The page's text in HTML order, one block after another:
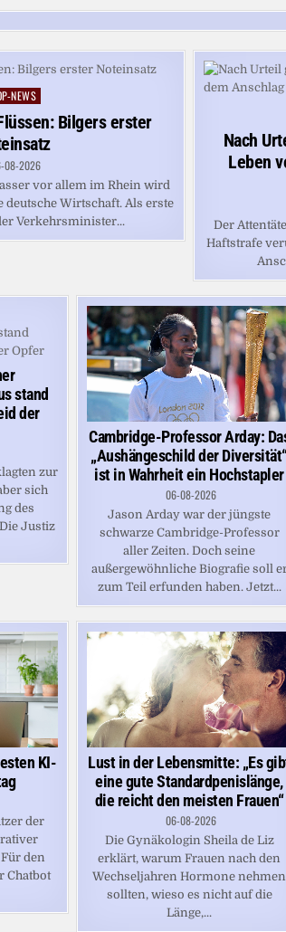
NEWS
Bilgers erster
08-2026
vor allem im Rhein wird
Wirtschaft. Als erste
Verkehrsminister...
Nach
Leben
Der
Haftstrafe
stand
der
zur
sich
des
Justiz
Cambridge-Professor Arday:
„Aushängeschild der
ist in Wahrheit ein Hochstapler
06-08-2026
Jason Arday war der jüngste
schwarze Cambridge-Professor
aller Zeiten. Doch seine
außergewöhnliche Biografie soll
zum Teil erfunden haben. Jetzt...
KI-
der
den
Chatbot
Lust in der Lebensmitte: „Es
eine gute Standardpenislänge,
die reicht den meisten Frauen“
06-08-2026
Die Gynäkologin Sheila de Liz
erklärt, warum Frauen nach den
Wechseljahren Hormone nehmen
sollten, wieso es nicht auf die
Länge,...